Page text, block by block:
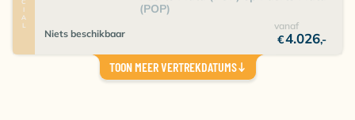
(POP)
vanaf
€4.026,-
Niets beschikbaar
TOON MEER VERTREKDATUMS